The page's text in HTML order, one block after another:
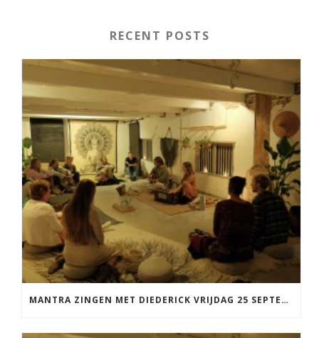
RECENT POSTS
MANTRA ZINGEN MET DIEDERICK VRIJDAG 25 SEPTEMBER EN 20 NOVEMBER